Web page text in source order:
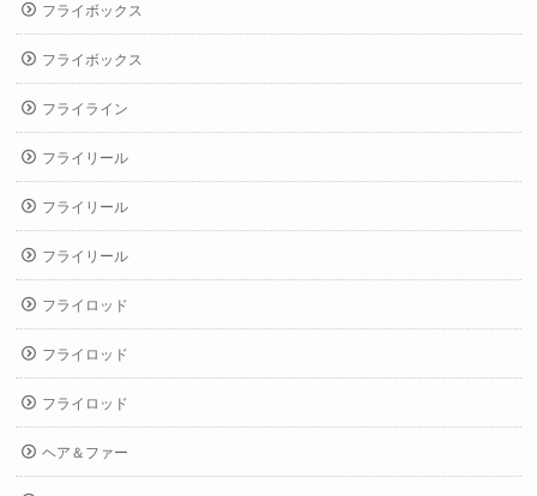
フライボックス
フライボックス
フライライン
フライリール
フライリール
フライリール
フライロッド
フライロッド
フライロッド
ヘア＆ファー